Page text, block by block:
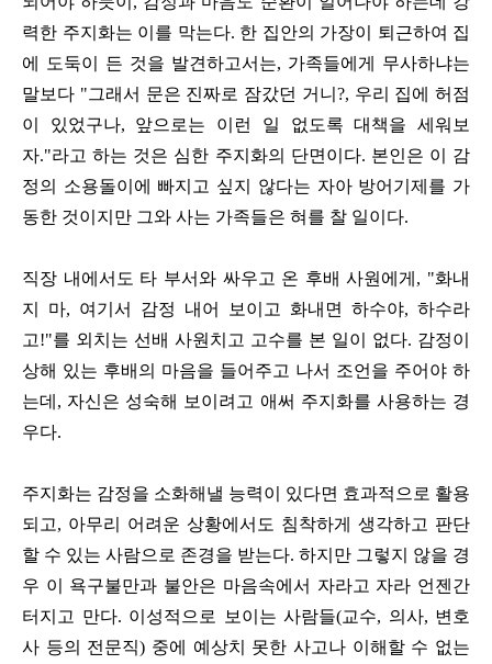
력한 주지화는 이를 막는다. 한 집안의 가장이 퇴근하여 집
에 도둑이 든 것을 발견하고서는, 가족들에게 무사하냐는
말보다 "그래서 문은 진짜로 잠갔던 거니?, 우리 집에 허점
이 있었구나, 앞으로는 이런 일 없도록 대책을 세워보
자."라고 하는 것은 심한 주지화의 단면이다. 본인은 이 감
정의 소용돌이에 빠지고 싶지 않다는 자아 방어기제를 가
동한 것이지만 그와 사는 가족들은 혀를 찰 일이다.
직장 내에서도 타 부서와 싸우고 온 후배 사원에게, "화내
지 마, 여기서 감정 내어 보이고 화내면 하수야, 하수라
고!"를 외치는 선배 사원치고 고수를 본 일이 없다. 감정이
상해 있는 후배의 마음을 들어주고 나서 조언을 주어야 하
는데, 자신은 성숙해 보이려고 애써 주지화를 사용하는 경
우다.
주지화는 감정을 소화해낼 능력이 있다면 효과적으로 활용
되고, 아무리 어려운 상황에서도 침착하게 생각하고 판단
할 수 있는 사람으로 존경을 받는다. 하지만 그렇지 않을 경
우 이 욕구불만과 불안은 마음속에서 자라고 자라 언젠간
터지고 만다. 이성적으로 보이는 사람들(교수, 의사, 변호
사 등의 전문직) 중에 예상치 못한 사고나 이해할 수 없는